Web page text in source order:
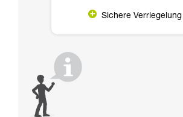
Sichere Verriegelung